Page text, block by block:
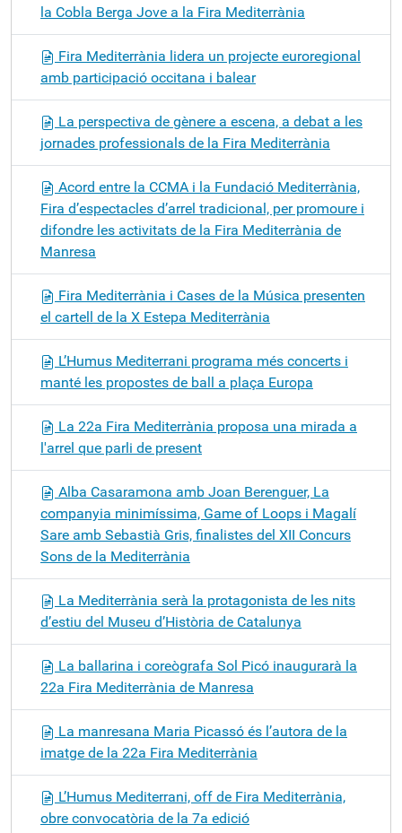
la Cobla Berga Jove a la Fira Mediterrània
Fira Mediterrània lidera un projecte euroregional
amb participació occitana i balear
La perspectiva de gènere a escena, a debat a les
jornades professionals de la Fira Mediterrània
Acord entre la CCMA i la Fundació Mediterrània,
Fira d’espectacles d’arrel tradicional, per promoure i
difondre les activitats de la Fira Mediterrània de
Manresa
Fira Mediterrània i Cases de la Música presenten
el cartell de la X Estepa Mediterrània
L’Humus Mediterrani programa més concerts i
manté les propostes de ball a plaça Europa
La 22a Fira Mediterrània proposa una mirada a
l'arrel que parli de present
Alba Casaramona amb Joan Berenguer, La
companyia minimíssima, Game of Loops i Magalí
Sare amb Sebastià Gris, finalistes del XII Concurs
Sons de la Mediterrània
La Mediterrània serà la protagonista de les nits
d’estiu del Museu d’Història de Catalunya
La ballarina i coreògrafa Sol Picó inaugurarà la
22a Fira Mediterrània de Manresa
La manresana Maria Picassó és l’autora de la
imatge de la 22a Fira Mediterrània
L’Humus Mediterrani, off de Fira Mediterrània,
obre convocatòria de la 7a edició